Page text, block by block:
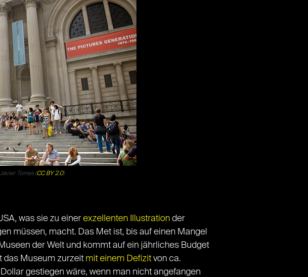
Torres (CC BY 2.0)
was sie zu einer exzellenten Illustration der
müssen, macht. Das Met ist, bis auf einen Mangel
der Welt und kommt auf ein jährliches Budget
das Museum zurzeit mit einem Defizitvon ca.
gestiegen wäre, wenn man nicht angefangen